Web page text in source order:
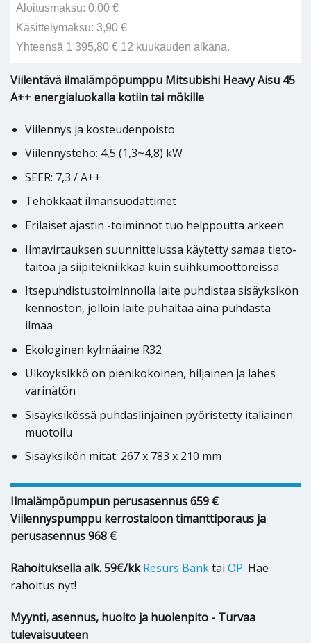
Aloitusmaksu: 0,00 €
Käsittelymaksu: 3,90 €
Yhteensä 1 395,80 € 12 kuukauden aikana.
Viilentävä ilmalämpöpumppu Mitsubishi Heavy Aisu 45
A++ energialuokalla kotiin tai mökille
Viilennys ja kosteudenpoisto
Viilennysteho: 4,5 (1,3~4,8) kW
SEER: 7,3 / A++
Tehokkaat ilmansuodattimet
Erilaiset ajastin -toiminnot tuo helppoutta arkeen
Ilmavirtauksen suunnittelussa käytetty samaa tieto-
taitoa ja siipitekniikkaa kuin suihkumoottoreissa.
Itsepuhdistustoiminnolla laite puhdistaa sisäyksikön
kennoston, jolloin laite puhaltaa aina puhdasta
ilmaa
Ekologinen kylmäaine R32
Ulkoyksikkö on pienikokoinen, hiljainen ja lähes
värinätön
Sisäyksikössä puhdaslinjainen pyöristetty italiainen
muotoilu
Sisäyksikön mitat: 267 x 783 x 210 mm
Ilmalämpöpumpun perusasennus 659 €
Viilennyspumppu kerrostaloon timanttiporaus ja
perusasennus 968 €
Rahoituksella alk. 59€/kk Resurs Banktai OP. Hae
rahoitus nyt!
Myynti, asennus, huolto ja huolenpito - Turvaa
tulevaisuuteen